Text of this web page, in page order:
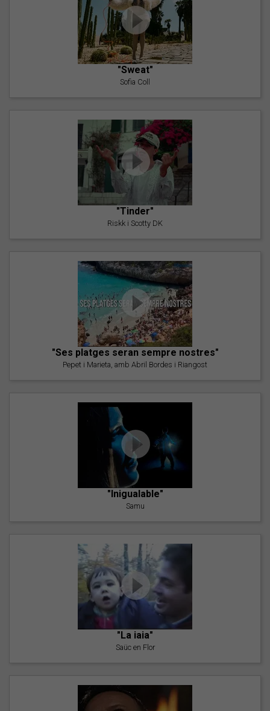
"Sweat"
Sofia Coll
"Tinder"
Riskk i Scotty DK
"Ses platges seran sempre nostres"
Pepet i Marieta, amb Abril Bordes i Riangost
"Inigualable"
Samu
"La iaia"
Saüc en Flor